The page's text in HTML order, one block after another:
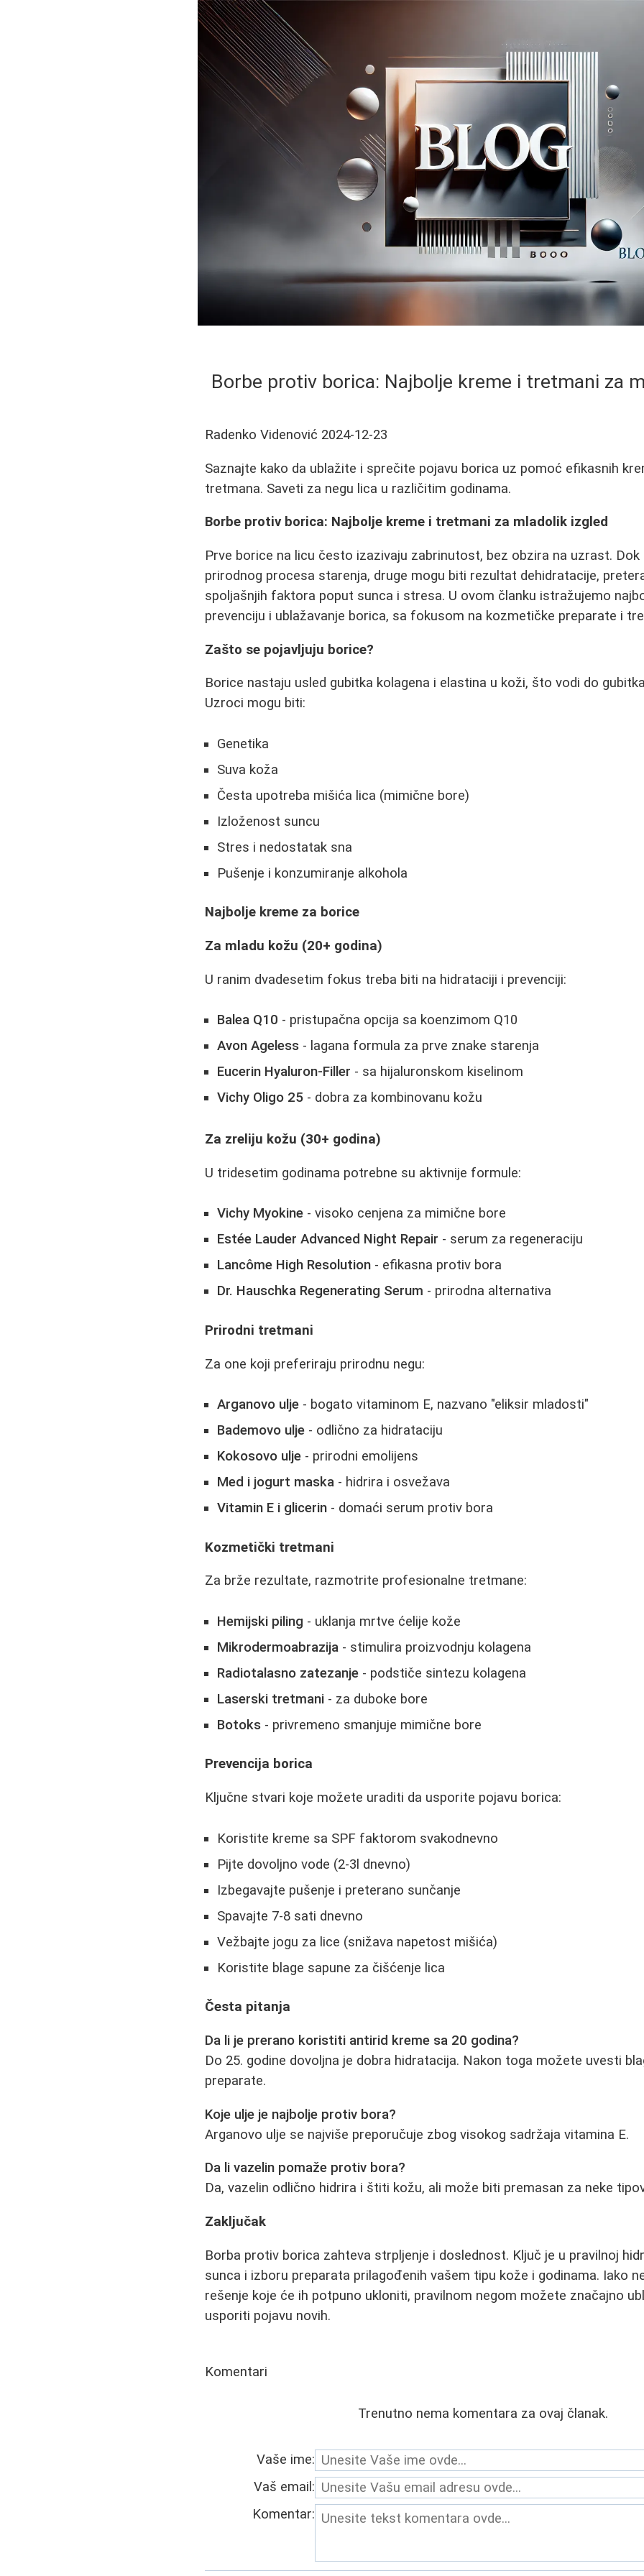
Borbe protiv borica: Najbolje kreme i tretmani za
Radenko Videnović 2024-12-23
Saznajte kako da ublažite i sprečite pojavu borica uz pomoć efikasnih
tretmana. Saveti za negu lica u različitim godinama.
Borbe protiv borica: Najbolje kreme i tretmani za mladolik izgled
Prve borice na licu često izazivaju zabrinutost, bez obzira na uzrast. Dok
prirodnog procesa starenja, druge mogu biti rezultat dehidratacije,
spoljašnjih faktora poput sunca i stresa. U ovom članku istražujemo
prevenciju i ublažavanje borica, sa fokusom na kozmetičke preparate i
Zašto se pojavljuju borice?
Borice nastaju usled gubitka kolagena i elastina u koži, što vodi do
Uzroci mogu biti:
Genetika
Suva koža
Česta upotreba mišića lica (mimične bore)
Izloženost suncu
Stres i nedostatak sna
Pušenje i konzumiranje alkohola
Najbolje kreme za borice
Za mladu kožu (20+ godina)
U ranim dvadesetim fokus treba biti na hidrataciji i prevenciji:
Balea Q10 - pristupačna opcija sa koenzimom Q10
Avon Ageless - lagana formula za prve znake starenja
Eucerin Hyaluron-Filler - sa hijaluronskom kiselinom
Vichy Oligo 25 - dobra za kombinovanu kožu
Za zreliju kožu (30+ godina)
U tridesetim godinama potrebne su aktivnije formule:
Vichy Myokine - visoko cenjena za mimične bore
Estée Lauder Advanced Night Repair - serum za regeneraciju
Lancôme High Resolution - efikasna protiv bora
Dr. Hauschka Regenerating Serum - prirodna alternativa
Prirodni tretmani
Za one koji preferiraju prirodnu negu:
Arganovo ulje - bogato vitaminom E, nazvano "eliksir mladosti"
Bademovo ulje - odlično za hidrataciju
Kokosovo ulje - prirodni emolijens
Med i jogurt maska - hidrira i osvežava
Vitamin E i glicerin - domaći serum protiv bora
Kozmetički tretmani
Za brže rezultate, razmotrite profesionalne tretmane:
Hemijski piling - uklanja mrtve ćelije kože
Mikrodermoabrazija - stimulira proizvodnju kolagena
Radiotalasno zatezanje - podstiče sintezu kolagena
Laserski tretmani - za duboke bore
Botoks - privremeno smanjuje mimične bore
Prevencija borica
Ključne stvari koje možete uraditi da usporite pojavu borica:
Koristite kreme sa SPF faktorom svakodnevno
Pijte dovoljno vode (2-3l dnevno)
Izbegavajte pušenje i preterano sunčanje
Spavajte 7-8 sati dnevno
Vežbajte jogu za lice (snižava napetost mišića)
Koristite blage sapune za čišćenje lica
Česta pitanja
Da li je prerano koristiti antirid kreme sa 20 godina?
Do 25. godine dovoljna je dobra hidratacija. Nakon toga možete uvesti
preparate.
Koje ulje je najbolje protiv bora?
Arganovo ulje se najviše preporučuje zbog visokog sadržaja vitamina E.
Da li vazelin pomaže protiv bora?
Da, vazelin odlično hidrira i štiti kožu, ali može biti premasan za neke
Zaključak
Borba protiv borica zahteva strpljenje i doslednost. Ključ je u pravilnoj
sunca i izboru preparata prilagođenih vašem tipu kože i godinama. Iako
rešenje koje će ih potpuno ukloniti, pravilnom negom možete značajno
usporiti pojavu novih.
Komentari
Trenutno nema komentara za ovaj članak.
Vaše ime:
Vaš email:
Komentar: